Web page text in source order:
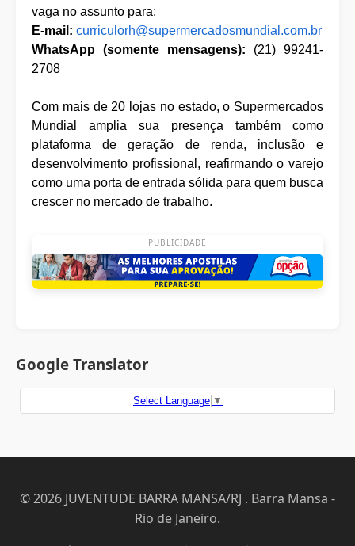
vaga no assunto para:
E-mail: curriculorh@supermercadosmundial.com.br
WhatsApp (somente mensagens): (21) 99241-
2708
Com mais de 20 lojas no estado, o Supermercados
Mundial amplia sua presença também como
plataforma de geração de renda, inclusão e
desenvolvimento profissional, reafirmando o varejo
como uma porta de entrada sólida para quem busca
crescer no mercado de trabalho.
PUBLICIDADE
Google Translator
Select Language ▼
© 2026 JUVENTUDE BARRA MANSA/RJ . Barra Mansa -
Rio de Janeiro.